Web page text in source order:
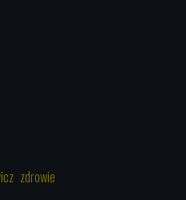
zdrowie